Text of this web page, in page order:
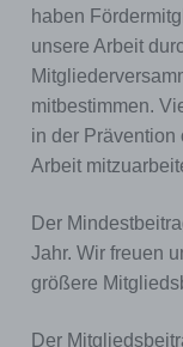
haben
unsere Arbeit
mitbestimmen.
in der Prävention
Arbeit
Der
Jahr. Wir freuen
größere
Der